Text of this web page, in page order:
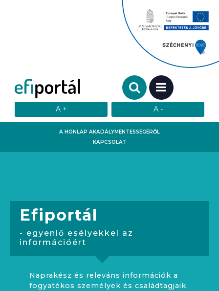
A HONLAP AKADÁLYMENTESSÉGÉRŐL
KAPCSOLAT
Keresendő szó:
MENÜ
Efiportál
- egyenlő esélyekkel az
információért
Naprakész és releváns információk a
fogyatékos személyek és családtagjaik,